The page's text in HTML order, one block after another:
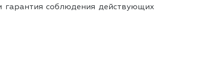
гарантия соблюдения действующих